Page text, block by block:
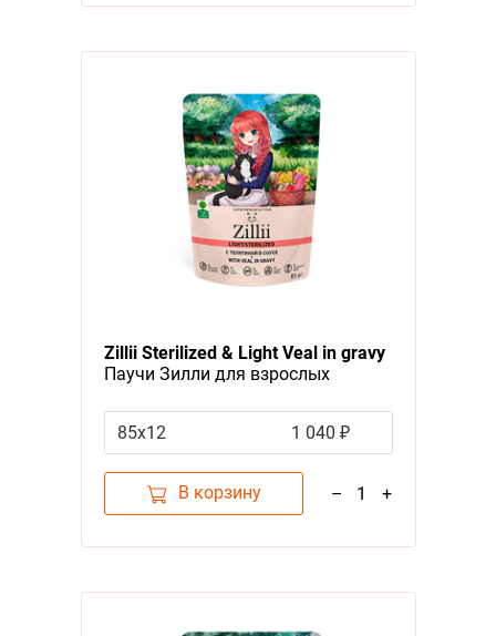
Zillii Sterilized & Light Veal in gravy
Паучи Зилли для взрослых
в соусе (цена за упаковку)
85х12 1 040 ₽
В корзину – 1 +